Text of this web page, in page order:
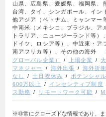
山県、広島県、愛媛県、福岡県、
台湾、タイ、シンガポール、イン
他アジア（ベトナム、ミャンマー
中南米（メキシコ、ブラジル、ア
トラリア、ニュージーランド等）
ドイツ、ロシア等）、中近東・ア
南アフリカ等）、その他の海外
グローバル企業）
上場企業
マネジャー
海外出張 海外折衝
なし
土日祝休み ポテンシャ
600万以上
インセンティブ制度
ス勤務
リモートワーク可能
※非常にクローズドな情報であり、